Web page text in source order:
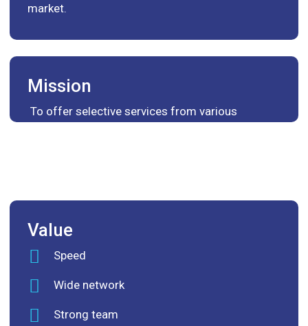
market.
Mission
To offer selective services from various
Value
Speed
Wide network
Strong team